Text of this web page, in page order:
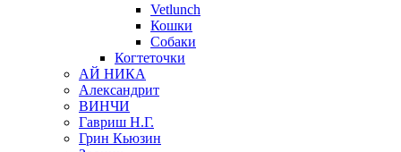
Vetlunch
Кошки
Собаки
Когтеточки
АЙ НИКА
Александрит
ВИНЧИ
Гавриш Н.Г.
Грин Кьюзин